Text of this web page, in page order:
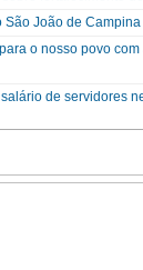
João de
o nosso povo
de servidores